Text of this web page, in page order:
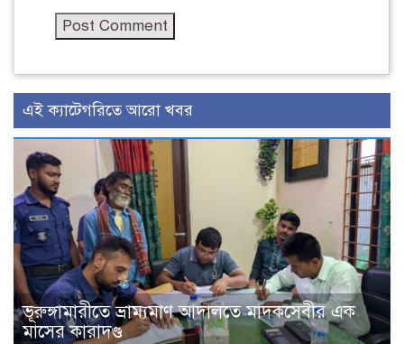
এই ক্যাটেগরিতে আরো খবর
ভূরুঙ্গামারীতে ভ্রাম্যমাণ আদালতে মাদকসেবীর এক
মাসের কারাদণ্ড